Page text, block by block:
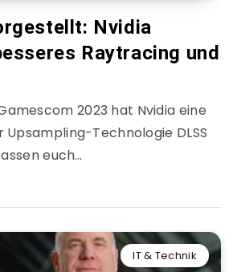
Nvidia
Raytracing und
2023 hat Nvidia eine
Upsampling-Technologie DLSS
euch…
IT & Technik